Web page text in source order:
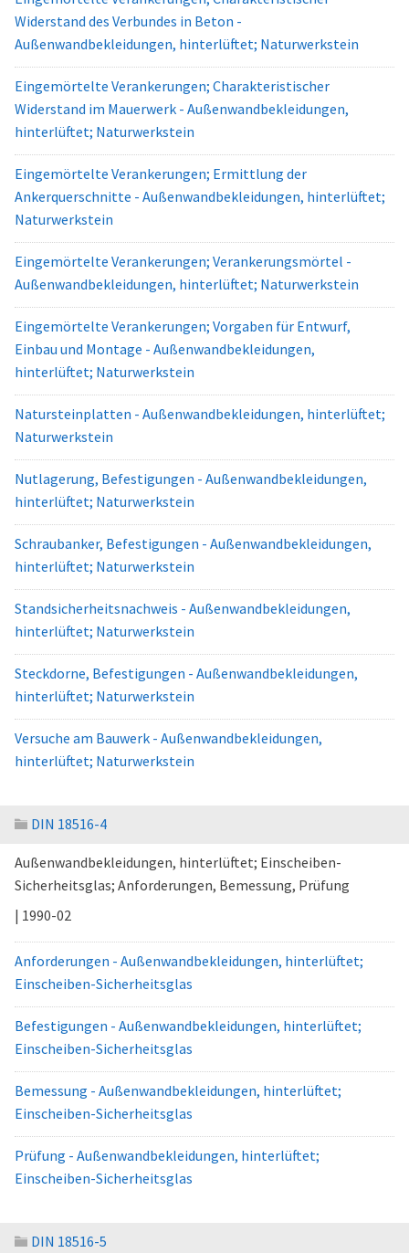
Widerstand des Verbundes in Beton -
Außenwandbekleidungen, hinterlüftet; Naturwerkstein
Eingemörtelte Verankerungen; Charakteristischer
Widerstand im Mauerwerk - Außenwandbekleidungen,
hinterlüftet; Naturwerkstein
Eingemörtelte Verankerungen; Ermittlung der
Ankerquerschnitte - Außenwandbekleidungen, hinterlüftet;
Naturwerkstein
Eingemörtelte Verankerungen; Verankerungsmörtel -
Außenwandbekleidungen, hinterlüftet; Naturwerkstein
Eingemörtelte Verankerungen; Vorgaben für Entwurf,
Einbau und Montage - Außenwandbekleidungen,
hinterlüftet; Naturwerkstein
Natursteinplatten - Außenwandbekleidungen, hinterlüftet;
Naturwerkstein
Nutlagerung, Befestigungen - Außenwandbekleidungen,
hinterlüftet; Naturwerkstein
Schraubanker, Befestigungen - Außenwandbekleidungen,
hinterlüftet; Naturwerkstein
Standsicherheitsnachweis - Außenwandbekleidungen,
hinterlüftet; Naturwerkstein
Steckdorne, Befestigungen - Außenwandbekleidungen,
hinterlüftet; Naturwerkstein
Versuche am Bauwerk - Außenwandbekleidungen,
hinterlüftet; Naturwerkstein
DIN 18516-4
Außenwandbekleidungen, hinterlüftet; Einscheiben-
Sicherheitsglas; Anforderungen, Bemessung, Prüfung
| 1990-02
Anforderungen - Außenwandbekleidungen, hinterlüftet;
Einscheiben-Sicherheitsglas
Befestigungen - Außenwandbekleidungen, hinterlüftet;
Einscheiben-Sicherheitsglas
Bemessung - Außenwandbekleidungen, hinterlüftet;
Einscheiben-Sicherheitsglas
Prüfung - Außenwandbekleidungen, hinterlüftet;
Einscheiben-Sicherheitsglas
DIN 18516-5